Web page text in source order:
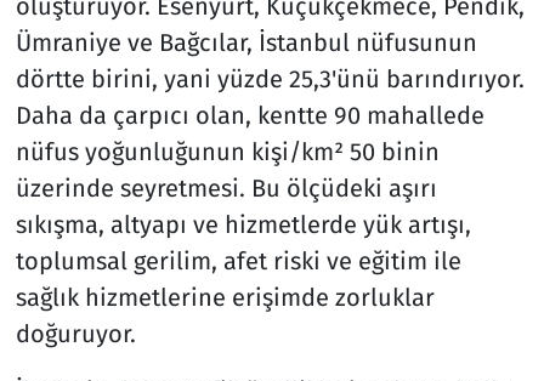
oluşturuyor. Esenyurt, Küçükçekmece, Pendik,
Ümraniye ve Bağcılar, İstanbul nüfusunun
dörtte birini, yani yüzde 25,3'ünü barındırıyor.
Daha da çarpıcı olan, kentte 90 mahallede
nüfus yoğunluğunun kişi/km² 50 binin
üzerinde seyretmesi. Bu ölçüdeki aşırı
sıkışma, altyapı ve hizmetlerde yük artışı,
toplumsal gerilim, afet riski ve eğitim ile
sağlık hizmetlerine erişimde zorluklar
doğuruyor.